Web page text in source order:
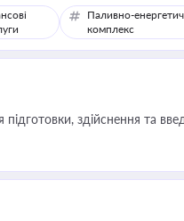
Паливно-
комплекс
здійснення та